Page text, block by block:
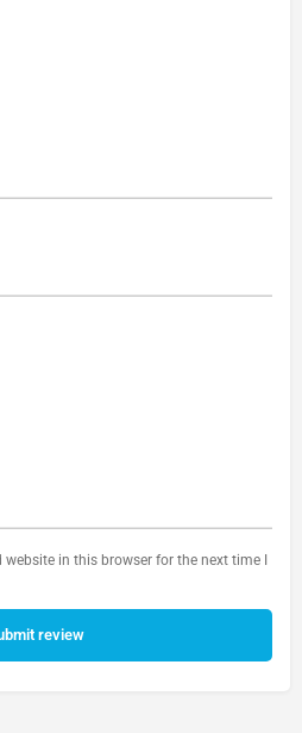
website in this browser for the next time I
review